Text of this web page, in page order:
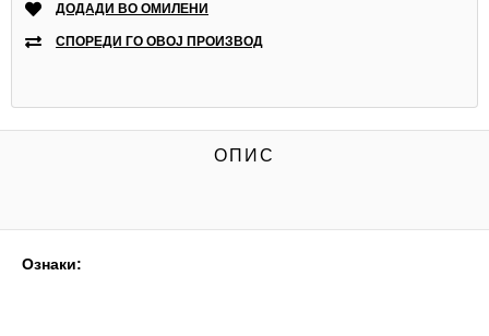
ДОДАДИ ВО ОМИЛЕНИ
СПОРЕДИ ГО ОВОЈ ПРОИЗВОД
ОПИС
Ознаки: